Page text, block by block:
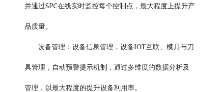
并通过SPC在线实时监控每个控制点，最大程度上提升产
品质量。
设备管理：设备信息管理，设备IOT互联、模具与刀
具管理，自动预警提示机制，通过多维度的数据分析及
管理，以最大程度的提升设备利用率。